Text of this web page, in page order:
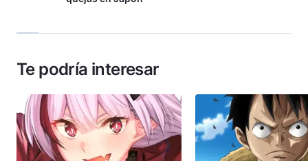
Te podría interesar